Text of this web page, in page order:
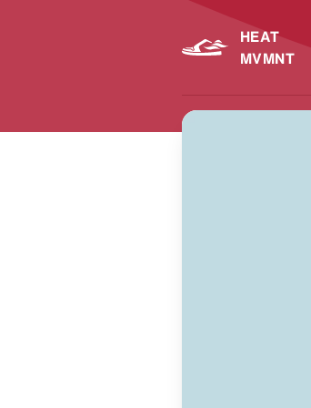
HEAT
MVMNT